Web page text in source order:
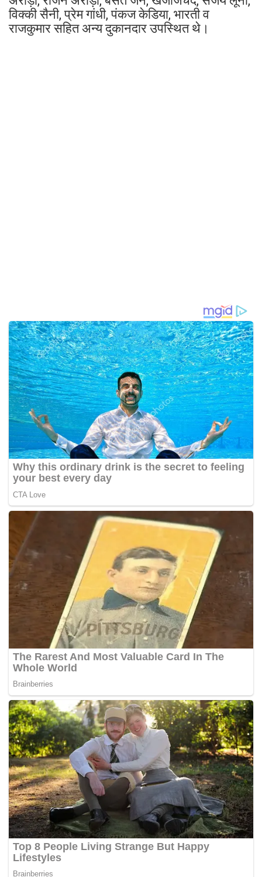
विक्की सैनी, प्रेम गांधी, पंकज केडिया, भारती व
राजकुमार सहित अन्य दुकानदार उपस्थित थे।